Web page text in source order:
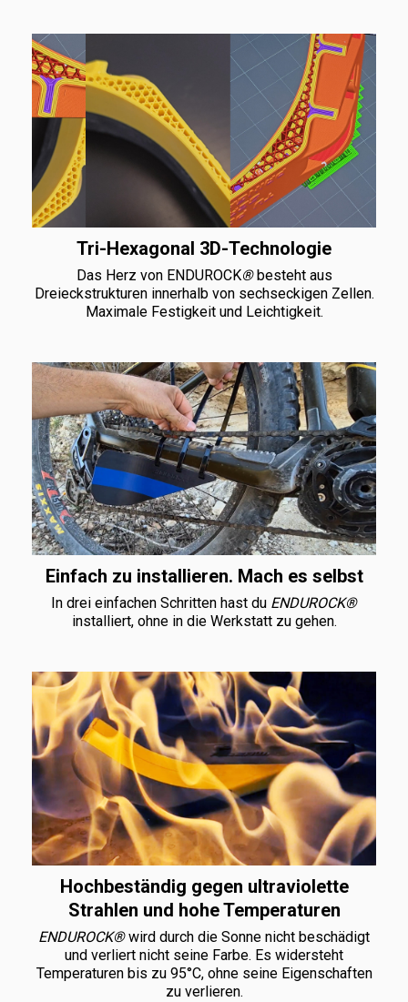
Tri-Hexagonal 3D-Technologie
Das Herz von ENDUROCK®besteht aus
Dreieckstrukturen innerhalb von sechseckigen Zellen.
Maximale Festigkeit und Leichtigkeit.
Einfach zu installieren. Mach es selbst
In drei einfachen Schritten hast du ENDUROCK®
installiert, ohne in die Werkstatt zu gehen.
Hochbeständig gegen ultraviolette
Strahlen und hohe Temperaturen
ENDUROCK®wird durch die Sonne nicht beschädigt
und verliert nicht seine Farbe. Es widersteht
Temperaturen bis zu 95°C, ohne seine Eigenschaften
zu verlieren.